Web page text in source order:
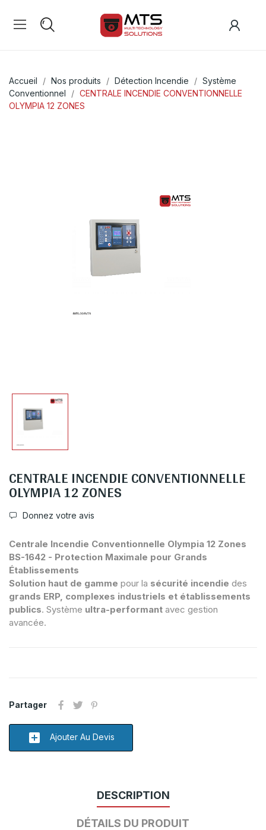
Accueil Nos produits Détection Incendie
Système
Conventionnel
CENTRALE INCENDIE CONVENTIONNELLE
OLYMPIA 12 ZONES
CENTRALE INCENDIE CONVENTIONNELLE
OLYMPIA 12 ZONES
Donnez votre avis
Centrale Incendie Conventionnelle Olympia 12 Zones
BS-1642 - Protection Maximale pour Grands
Établissements
Solution haut de gamme pour la sécurité incendie des
grands ERP, complexes industriels et établissements
publics. Système ultra-performant avec gestion
avancée.
Partager
add_box Ajouter Au Devis
DESCRIPTION
DÉTAILS DU PRODUIT